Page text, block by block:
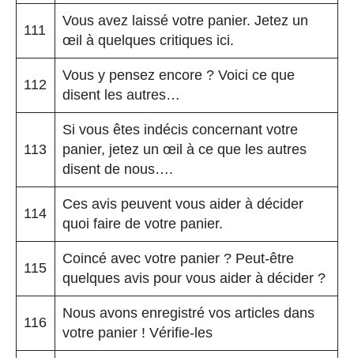
111
Vous avez laissé votre panier. Jetez un
œil à quelques critiques ici.
112
Vous y pensez encore ? Voici ce que
disent les autres…
113
Si vous êtes indécis concernant votre
panier, jetez un œil à ce que les autres
disent de nous….
114
Ces avis peuvent vous aider à décider
quoi faire de votre panier.
115
Coincé avec votre panier ? Peut-être
quelques avis pour vous aider à décider ?
116
Nous avons enregistré vos articles dans
votre panier ! Vérifie-les